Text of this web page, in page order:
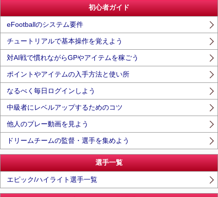
初心者ガイド
eFootballのシステム要件
チュートリアルで基本操作を覚えよう
対AI戦で慣れながらGPやアイテムを稼ごう
ポイントやアイテムの入手方法と使い所
なるべく毎日ログインしよう
中級者にレベルアップするためのコツ
他人のプレー動画を見よう
ドリームチームの監督・選手を集めよう
選手一覧
エピック/ハイライト選手一覧